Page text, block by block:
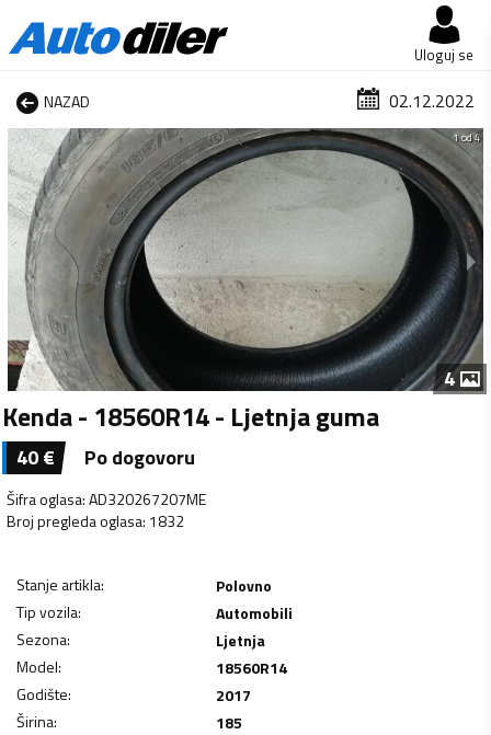
Uloguj se
NAZAD 02.12.2022
1 od 4
4
Kenda - 18560R14 - Ljetnja guma
40€ Po dogovoru
Šifra oglasa:AD320267207ME
Broj pregleda oglasa: 1832
Stanje artikla:
Polovno
Tip vozila:
Automobili
Sezona:
Ljetnja
Model:
18560R14
Godište:
2017
Širina:
185